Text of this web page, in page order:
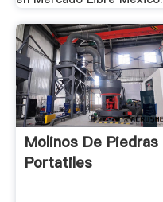
Molinos De Piedras
Portatiles